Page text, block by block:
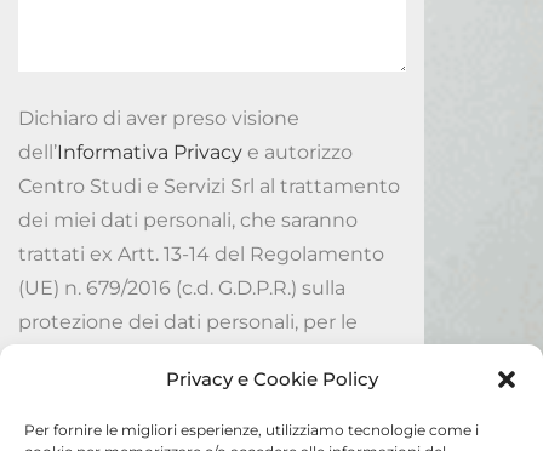
Privacy e Cookie Policy
Per fornire le migliori esperienze, utilizziamo tecnologie come i
Dichiaro di aver preso visione
dell’Informativa Privacy e autorizzo
Centro Studi e Servizi Srl al trattamento
dei miei dati personali, che saranno
trattati ex Artt. 13-14 del Regolamento
(UE) n. 679/2016 (c.d. G.D.P.R.) sulla
protezione dei dati personali, per le